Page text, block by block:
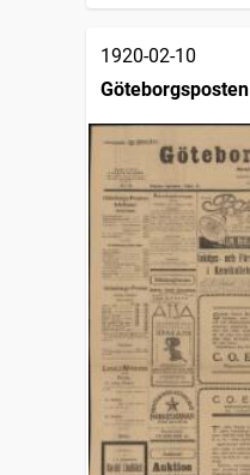
1920-02-10
Göteborgsposten